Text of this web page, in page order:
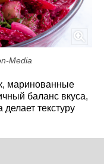
Media
маринованные
баланс вкуса,
текстуру